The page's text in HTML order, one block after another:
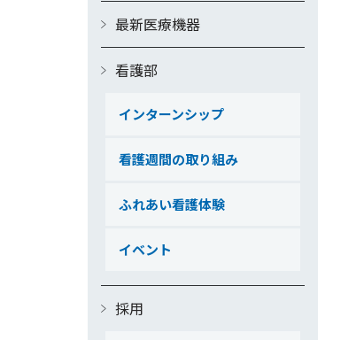
最新医療機器
看護部
インターンシップ
看護週間の取り組み
ふれあい看護体験
イベント
採用